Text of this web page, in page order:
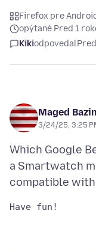
Firefox pre
opýtané Pred 1
Kikiodpovedal
Maged
3/24/25, 3:25
Which Google
a Smartwatch